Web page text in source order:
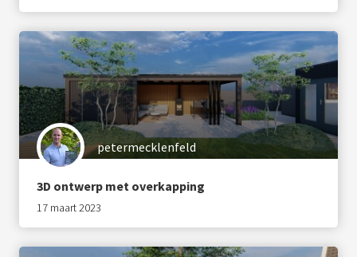
petermecklenfeld
3D ontwerp met overkapping
17 maart 2023